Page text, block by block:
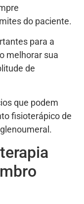
do paciente.
para a
melhorar sua
de
que podem
fisioterápico de